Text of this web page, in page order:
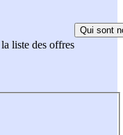
liste des offres
Qui sont